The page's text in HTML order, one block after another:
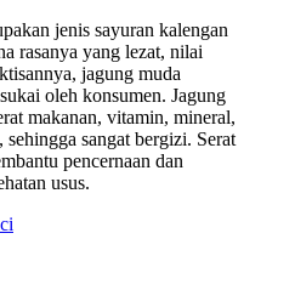
jenis sayuran kalengan
rasanya yang lezat, nilai
jagung muda
oleh konsumen. Jagung
makanan, vitamin, mineral,
sangat bergizi. Serat
pencernaan dan
usus.